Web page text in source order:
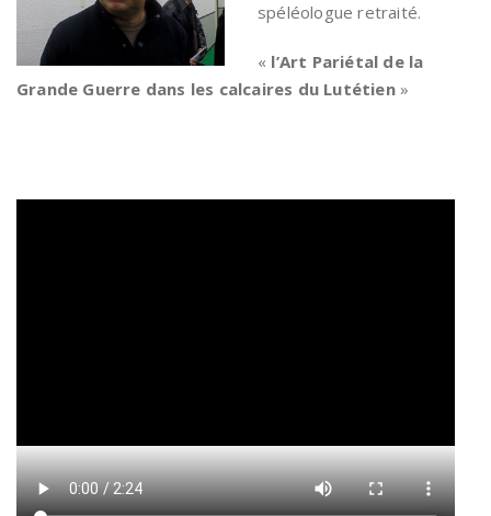
spéléologue retraité.
« l’Art Pariétal de la
Grande Guerre dans les calcaires du Lutétien»